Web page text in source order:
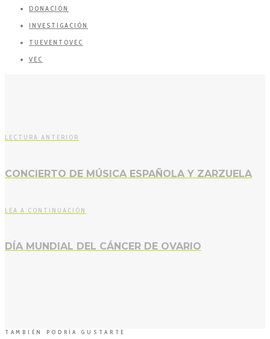
DONACIÓN
INVESTIGACIÓN
TUEVENTOVEC
VEC
LECTURA ANTERIOR
CONCIERTO DE MÚSICA ESPAÑOLA Y ZARZUELA
LEA A CONTINUACIÓN
DÍA MUNDIAL DEL CÁNCER DE OVARIO
TAMBIÉN PODRÍA GUSTARTE